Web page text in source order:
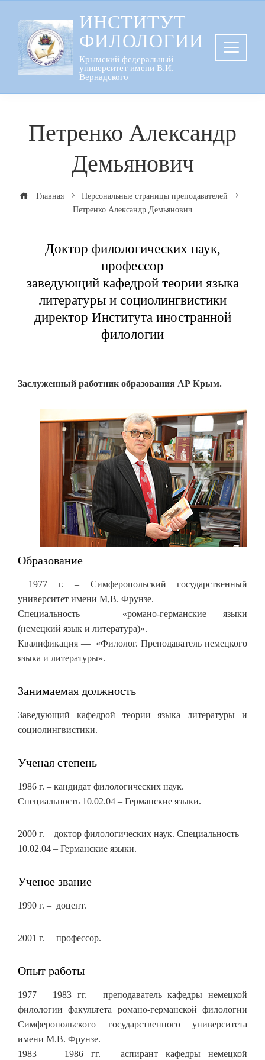
содержанию
ИНСТИТУТ
ФИЛОЛОГИИ
Крымский федеральный
университет имени В.И.
Вернадского
Петренко Александр
Демьянович
Главная
Персональные страницы преподавателей
Петренко Александр Демьянович
Доктор филологических наук,
профессор
заведующий кафедрой теории языка
литературы и социолингвистики
директор Института иностранной
филологии
Заслуженный работник образования АР Крым.
Образование
1977 г. – Симферопольский государственный
университет имени М,В. Фрунзе.
Специальность — «романо-германские языки
(немецкий язык и литература)».
Квалификация — «Филолог. Преподаватель немецкого
языка и литературы».
Занимаемая должность
Заведующий кафедрой теории языка литературы и
социолингвистики.
Ученая степень
1986 г. – кандидат филологических наук.
Специальность 10.02.04 – Германские языки.
2000 г. – доктор филологических наук. Специальность
10.02.04 – Германские языки.
Ученое звание
1990 г. – доцент.
2001 г. – профессор.
Опыт работы
1977 – 1983 гг. – преподаватель кафедры немецкой
филологии факультета романо-германской филологии
Симферопольского государственного университета
имени М.В. Фрунзе.
1983 – 1986 гг. – аспирант кафедры немецкой